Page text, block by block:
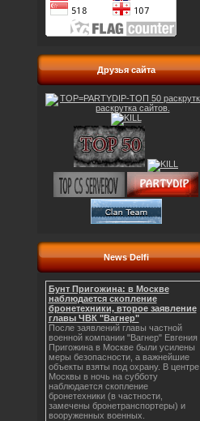
Друзья сайта
News Delfi
Бунт Пригожина: в Москве
наблюдается скопление
бронетехники, второе заявление
главы ЧВК "Вагнер"
После заявлений главы частной
военной компании "Вагнер" Евгения
Пригожина в Москве были усилены
меры безопасности, а важнейшие
объекты взяты под охрану. В центре
Москвы в ночь на субботу
наблюдается скопление
бронетехники (в частности,
замечены бронетранспортеры) и
вооруженных военных.